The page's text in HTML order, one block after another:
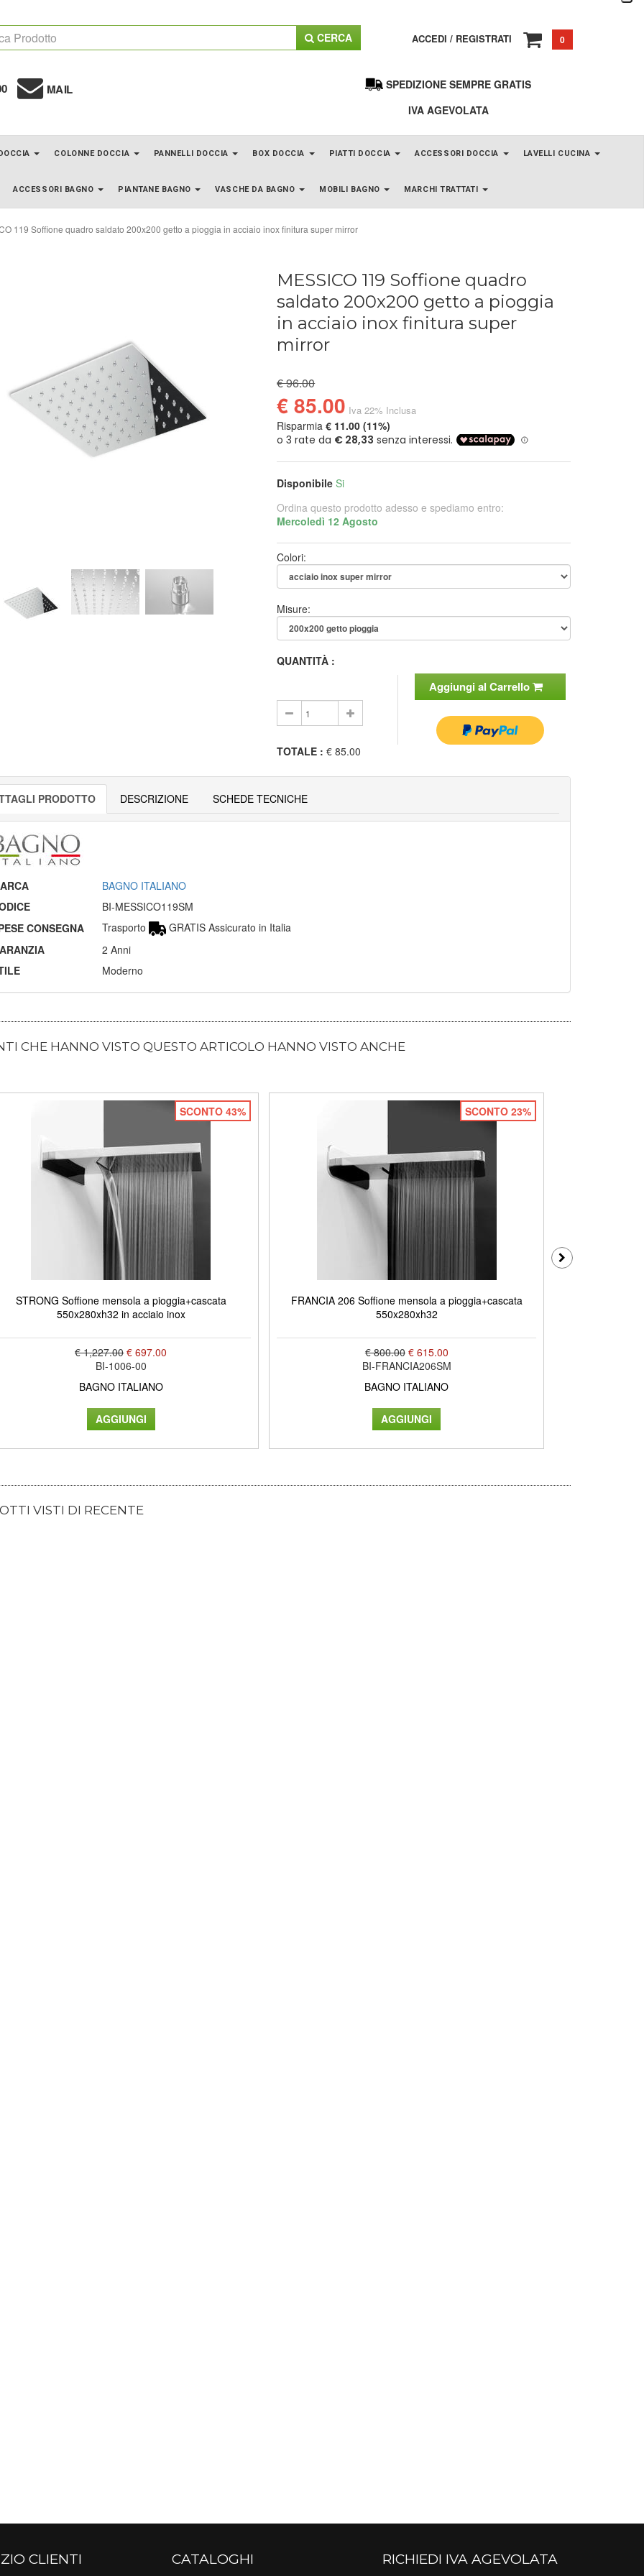
CERCA ACCEDI / REGISTRATI 0
MAIL
SPEDIZIONE SEMPRE GRATIS
IVA AGEVOLATA
COLONNE DOCCIA PANNELLI DOCCIA BOX DOCCIA PIATTI DOCCIA ACCESSORI DOCCIA LAVELLI CUCINA
ACCESSORI BAGNO PIANTANE BAGNO VASCHE DA BAGNO MOBILI BAGNO MARCHI TRATTATI
119 Soffione quadro saldato 200x200 getto a pioggia in acciaio inox finitura super mirror
MESSICO 119 Soffione quadro
saldato 200x200 getto a pioggia
in acciaio inox finitura super
mirror
€ 96.00
€ 85.00 Iva 22% Inclusa
Risparmia€ 11.00 (11%)
Disponibile Si
Ordina questo prodotto adesso e spediamo entro:
Mercoledì 12 Agosto
Colori:
Misure:
QUANTITÀ :
Aggiungi al Carrello
TOTALE : € 85.00
PRODOTTO DESCRIZIONE SCHEDE TECNICHE
BAGNO ITALIANO
BI-MESSICO119SM
CONSEGNA
Trasporto
GRATIS Assicurato in Italia
2 Anni
Moderno
CHE HANNO VISTO QUESTO ARTICOLO HANNO VISTO ANCHE
SCONTO 43%
STRONG Soffione mensola a pioggia+cascata
550x280xh32 in acciaio inox
€ 1,227.00 € 697.00
BI-1006-00
BAGNO ITALIANO
SCONTO 23%
FRANCIA 206 Soffione mensola a pioggia+cascata
550x280xh32
€ 800.00 € 615.00
BI-FRANCIA206SM
BAGNO ITALIANO
VISTI DI RECENTE
CLIENTI CATALOGHI RICHIEDI IVA AGEVOLATA